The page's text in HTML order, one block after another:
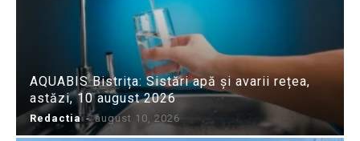
AQUABIS Bistrița: Sistări apă și avarii rețea,
astăzi, 10 august 2026
Redactia - august 10, 2026